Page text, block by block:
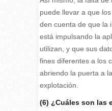
puede llevar a que
den cuenta de que la
está impulsando la
utilizan, y que sus
fines diferentes a los
abriendo la puerta a
explotación.
(6) ¿Cuáles son las